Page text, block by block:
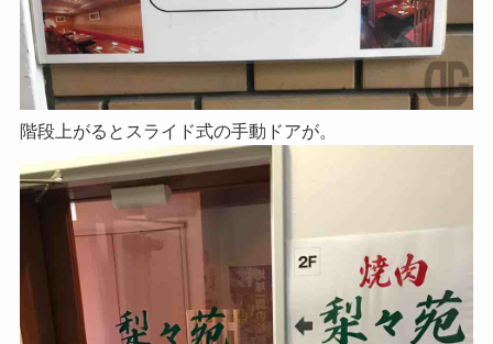
階段上がるとスライド式の手動ドアが。